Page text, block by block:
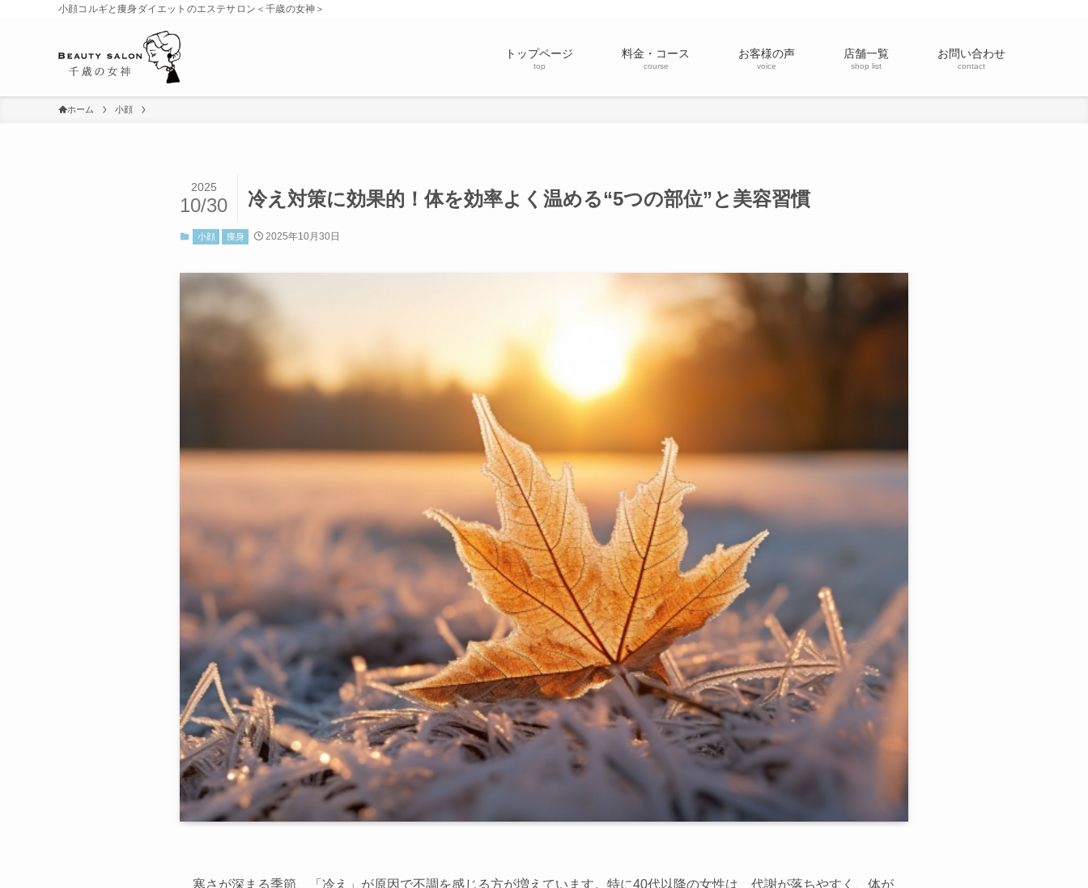
小顔コルギと痩身ダイエットのエステサロン＜千歳の女神＞
トップページ
top
料金・コース
course
お客様の声
voice
店舗一覧
shop list
お問い合わせ
contact
ホーム 小顔
冷え対策に効果的！体を効率よく温める“5つの部位”と美容習慣
2025
10/30
小顔 痩身 2025年10月30日
寒さが深まる季節、「冷え」が原因で不調を感じる方が増えています。特に40代以降の女性は、代謝が落ちやすく、体が
店舗一覧